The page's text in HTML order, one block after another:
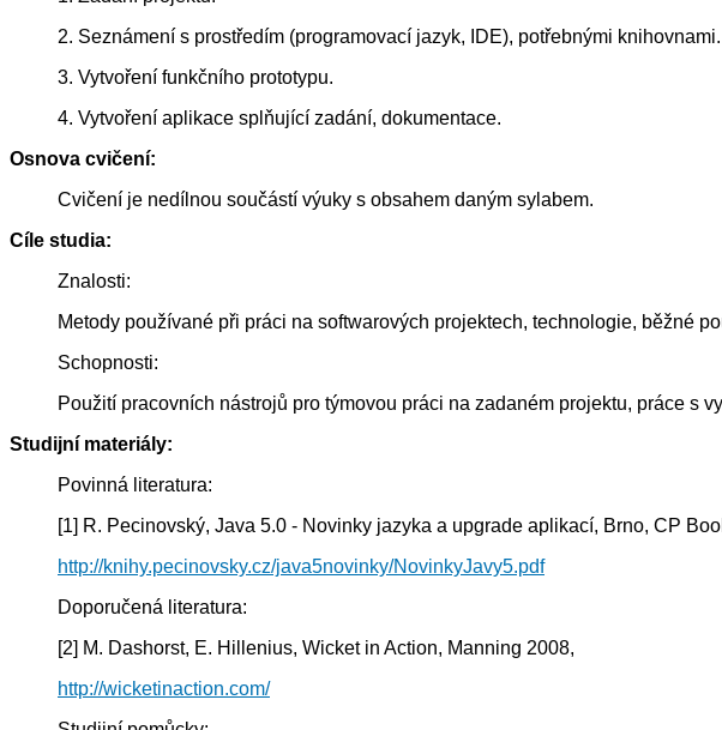
2. Seznámení s prostředím (programovací jazyk, IDE), potřebnými knihovnami.
3. Vytvoření funkčního prototypu.
4. Vytvoření aplikace splňující zadání, dokumentace.
Osnova cvičení:
Cvičení je nedílnou součástí výuky s obsahem daným sylabem.
Cíle studia:
Znalosti:
Metody používané při práci na softwarových projektech, technologie, běžné
Schopnosti:
Použití pracovních nástrojů pro týmovou práci na zadaném projektu, práce s
Studijní materiály:
Povinná literatura:
[1] R. Pecinovský, Java 5.0 - Novinky jazyka a upgrade aplikací, Brno, CP
http://knihy.pecinovsky.cz/java5novinky/NovinkyJavy5.pdf
Doporučená literatura:
[2] M. Dashorst, E. Hillenius, Wicket in Action, Manning 2008,
http://wicketinaction.com/